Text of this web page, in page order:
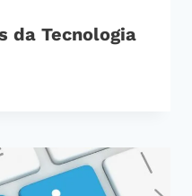
da Tecnologia